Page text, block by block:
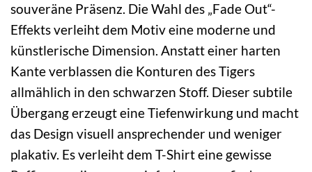
souveräne Präsenz. Die Wahl des „Fade Out“-
Effekts verleiht dem Motiv eine moderne und
künstlerische Dimension. Anstatt einer harten
Kante verblassen die Konturen des Tigers
allmählich in den schwarzen Stoff. Dieser subtile
Übergang erzeugt eine Tiefenwirkung und macht
das Design visuell ansprechender und weniger
plakativ. Es verleiht dem T-Shirt eine gewisse